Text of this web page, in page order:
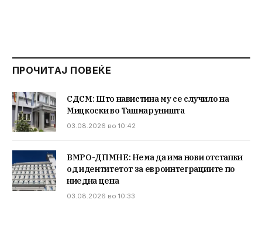
ПРОЧИТАЈ ПОВЕЌЕ
СДСМ: Што навистина му се случило на
Мицкоски во Ташмаруништа
03.08.2026 во 10:42
ВМРО-ДПМНЕ: Нема да има нови отстапки
од идентитетот за евроинтеграциите по
ниедна цена
03.08.2026 во 10:33